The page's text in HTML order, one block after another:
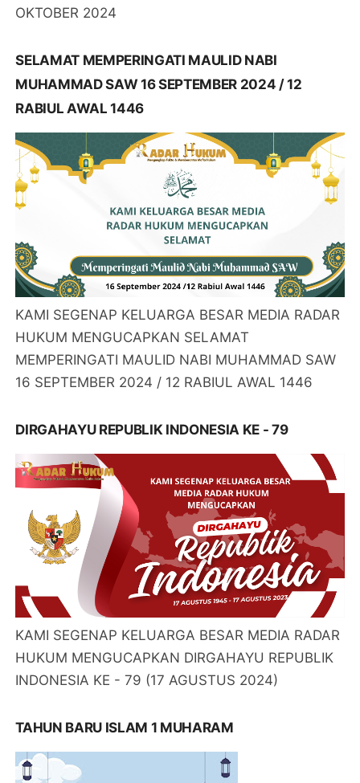
OKTOBER 2024
SELAMAT MEMPERINGATI MAULID NABI
MUHAMMAD SAW 16 SEPTEMBER 2024 / 12
RABIUL AWAL 1446
KAMI SEGENAP KELUARGA BESAR MEDIA RADAR
HUKUM MENGUCAPKAN SELAMAT
MEMPERINGATI MAULID NABI MUHAMMAD SAW
16 SEPTEMBER 2024 / 12 RABIUL AWAL 1446
DIRGAHAYU REPUBLIK INDONESIA KE - 79
KAMI SEGENAP KELUARGA BESAR MEDIA RADAR
HUKUM MENGUCAPKAN DIRGAHAYU REPUBLIK
INDONESIA KE - 79 (17 AGUSTUS 2024)
TAHUN BARU ISLAM 1 MUHARAM